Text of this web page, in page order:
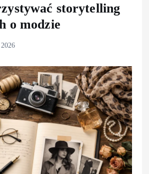
storytelling
o modzie